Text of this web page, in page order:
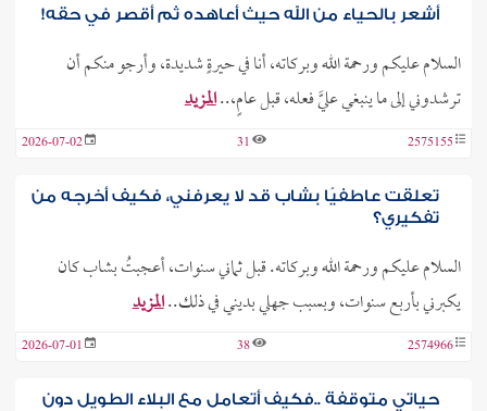
أشعر بالحياء من الله حيث أعاهده ثم أقصر في حقه!
السلام عليكم ورحمة الله وبركاته، أنا في حيرةٍ شديدة، وأرجو منكم أن
ترشدوني إلى ما ينبغي عليَّ فعله، قبل عامٍ،..المزيد
2575155
31
2026-07-02
تعلقت عاطفيًا بشاب قد لا يعرفني، فكيف أخرجه من
تفكيري؟
السلام عليكم ورحمة الله وبركاته. قبل ثماني سنوات، أعجبتُ بشاب كان
يكبرني بأربع سنوات، وبسبب جهلي بديني في ذلك..المزيد
2574966
38
2026-07-01
حياتي متوقفة ..فكيف أتعامل مع البلاء الطويل دون